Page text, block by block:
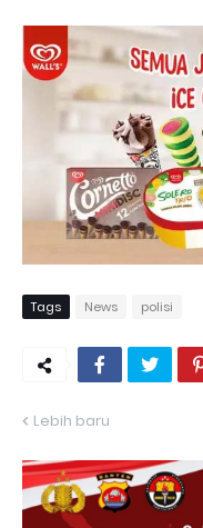
Tags News polisi
Lebih baru